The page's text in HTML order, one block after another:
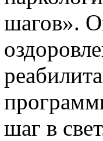
шагов».
шаг в